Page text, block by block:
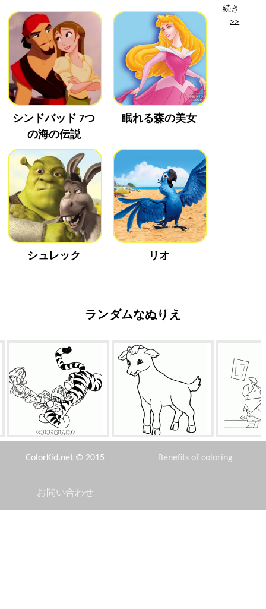
シンドバッド 7つ
の海の伝説
眠れる森の美女
シュレック リオ
続き
>>
ランダムなぬりえ
キッドルーとティガー 小型ヤギ 切
ColorKid.net © 2015 Benefits of coloring
お問い合わせ